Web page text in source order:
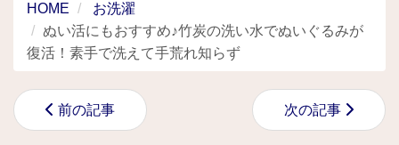
HOME
お洗濯
ぬい活にもおすすめ♪竹炭の洗い水でぬいぐるみが
復活！素手で洗えて手荒れ知らず
前の記事 次の記事